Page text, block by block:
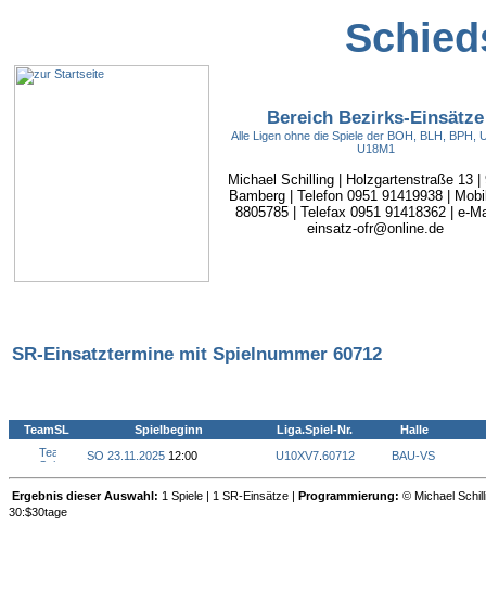
Bereich Bezirks-Einsätze
Alle Ligen ohne die Spiele der BOH, BLH, BPH,
U18M1
Michael Schilling | Holzgartenstraße 13 |
Bamberg | Telefon 0951 91419938 |
8805785 | Telefax 0951 91418362 | e-
einsatz-ofr@online.de
SR-Einsatztermine mit Spielnummer 60712
TeamSL Spielbeginn Liga.Spiel-Nr.
Halle
SO 23.11.2025 12:00 U10XV7. 60712 BAU-VS
Ergebnis dieser Auswahl: 1 Spiele | 1 SR-Einsätze | Programmierung: © Michael
30:$30tage